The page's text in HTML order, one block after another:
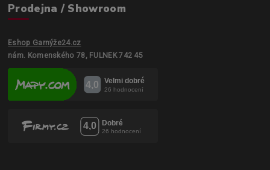
Prodejna / Showroom
Eshop Garnýže24.cz
nám. Komenského 78, FULNEK 742 45